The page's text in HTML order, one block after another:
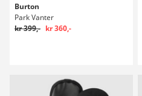
Burton
Park Vanter
kr 399,- kr 360,-